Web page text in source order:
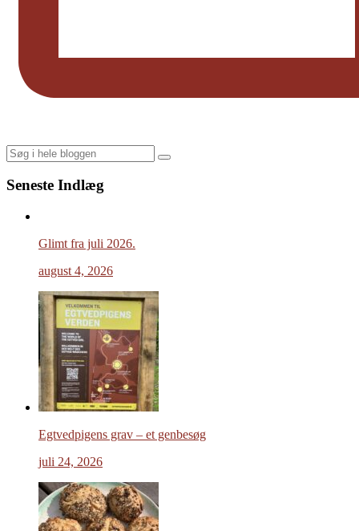
Search
Seneste Indlæg
Glimt fra juli 2026.
august 4, 2026
Egtvedpigens grav – et genbesøg
juli 24, 2026